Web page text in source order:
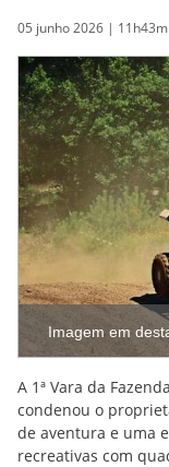
05 junho 2026 |
Imagem em
A 1ª Vara da
condenou o
de aventura e uma
recreativas com